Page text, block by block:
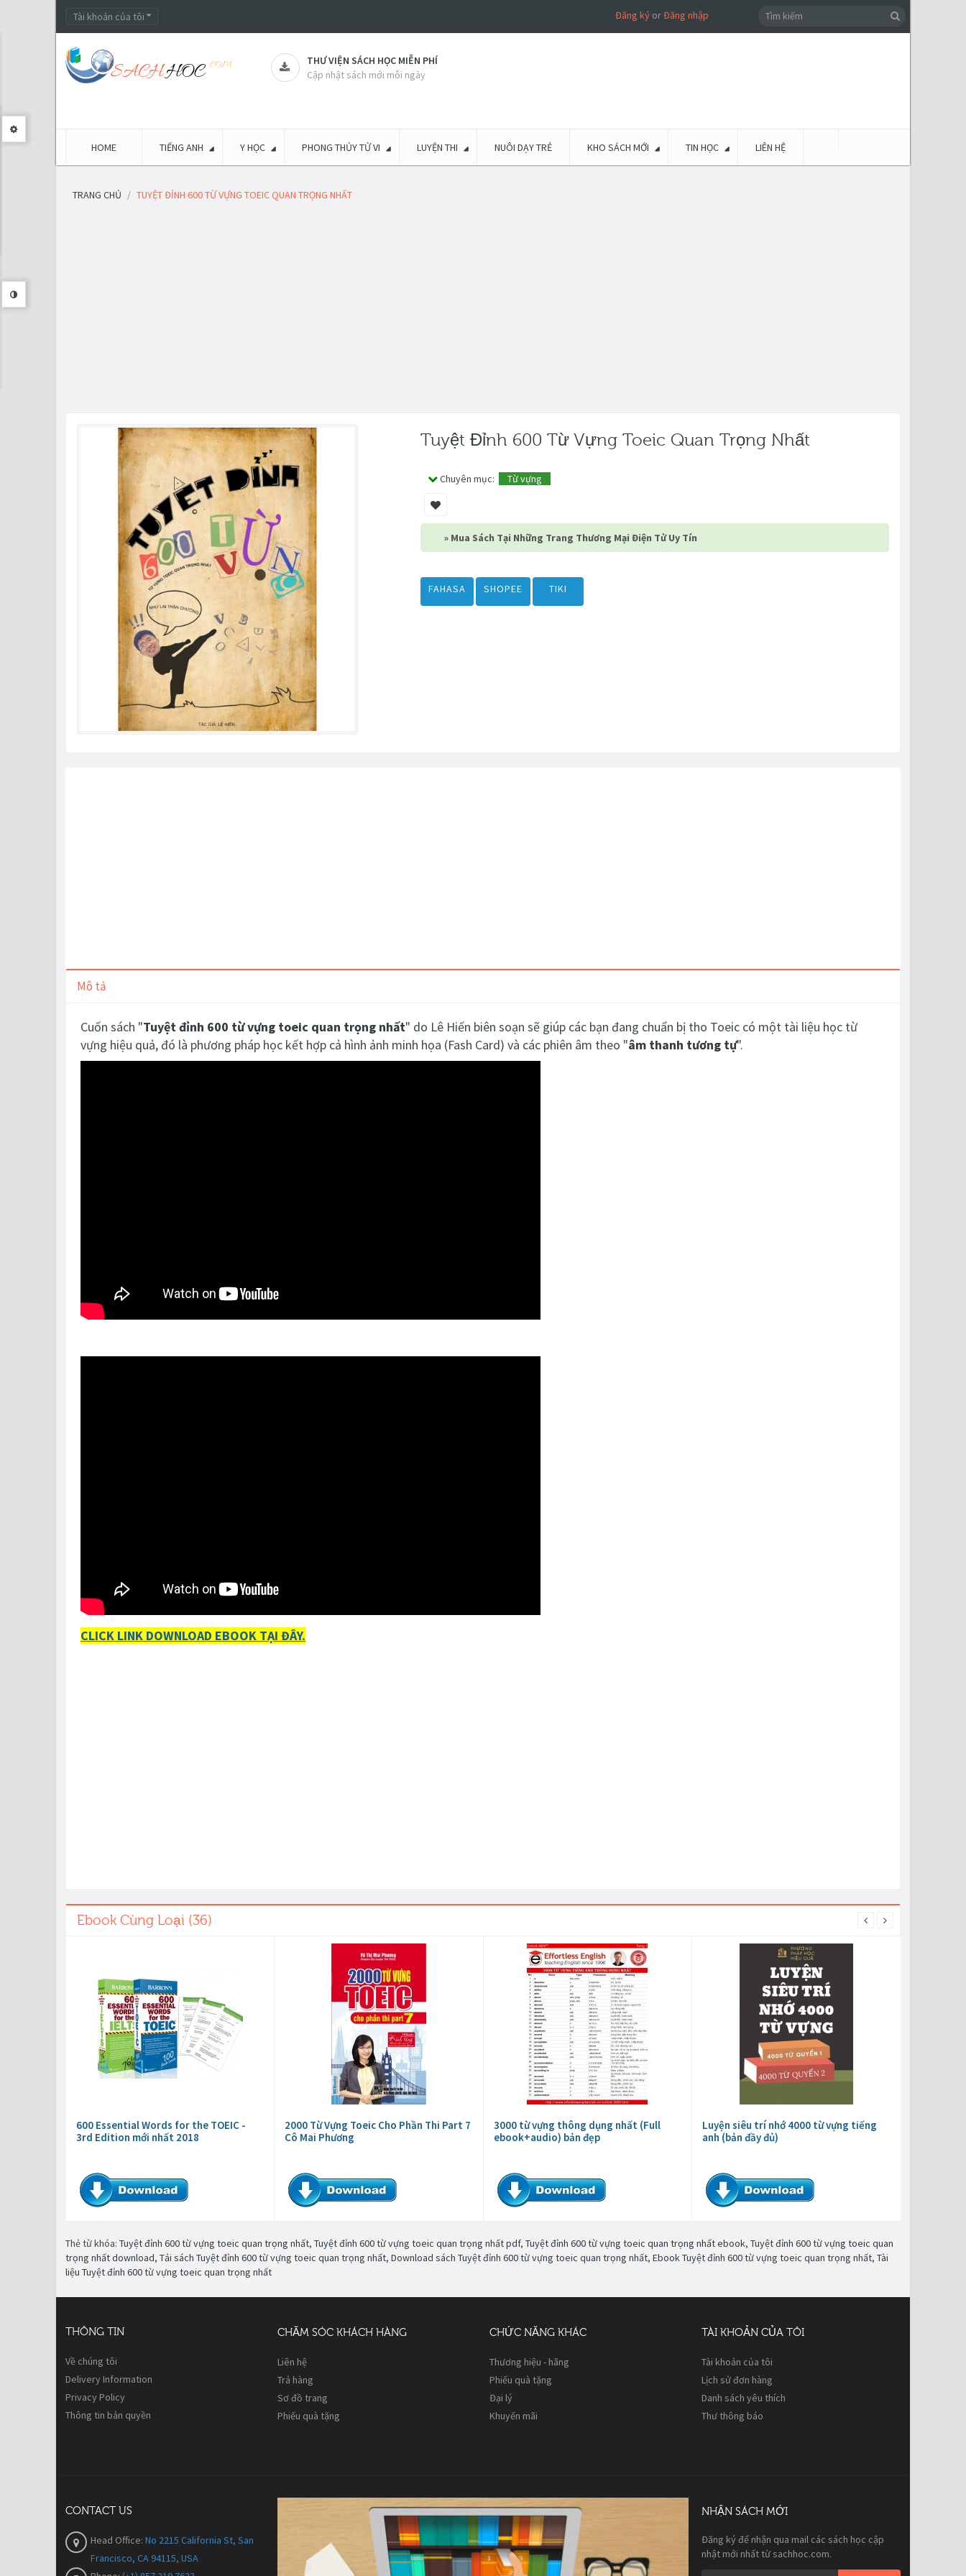
Tài khoản của tôi Đăng kýorĐăng nhập
THƯ VIỆN SÁCH HỌC MIỄN PHÍ
Cập nhật sách mới mỗi ngày
HOME TIẾNG ANH Y HỌC PHONG THỦY TỬ VI LUYỆN THI NUÔI DẠY TRẺ KHO SÁCH MỚI TIN HỌC LIÊN HỆ
TRANG CHỦ TUYỆT ĐỈNH 600 TỪ VỰNG TOEIC QUAN TRỌNG NHẤT
Tuyệt Đỉnh 600 Từ Vựng Toeic Quan Trọng Nhất
Chuyên mục: Từ vựng
» Mua Sách Tại Những Trang Thương Mại Điện Tử Uy Tín
FAHASA SHOPEE TIKI
Mô tả
Cuốn sách "Tuyệt đỉnh 600 từ vựng toeic quan trọng nhất" do Lê Hiến biên soạn sẽ giúp các bạn đang chuẩn bị tho Toeic có một tài liệu học từ
vựng hiệu quả, đó là phương pháp học kết hợp cả hình ảnh minh họa (Fash Card) và các phiên âm theo "âm thanh tương tự".
CLICK LINK DOWNLOAD EBOOK TẠI ĐÂY.
Ebook Cùng Loại (36)
600 Essential Words for the TOEIC -
3rd Edition mới nhất 2018
2000 Từ Vựng Toeic Cho Phần Thi Part 7
Cô Mai Phương
3000 từ vựng thông dụng nhất (Full
ebook+audio) bản đẹp
Luyện siêu trí nhớ 4000 từ vựng tiếng
anh (bản đầy đủ)
Thẻ từ khóa: Tuyệt đỉnh 600 từ vựng toeic quan trọng nhất, Tuyệt đỉnh 600 từ vựng toeic quan trọng nhất pdf, Tuyệt đỉnh 600 từ vựng toeic quan trọng nhất ebook, Tuyệt đỉnh 600 từ vựng toeic quan
trọng nhất download, Tải sách Tuyệt đỉnh 600 từ vựng toeic quan trọng nhất, Download sách Tuyệt đỉnh 600 từ vựng toeic quan trọng nhất, Ebook Tuyệt đỉnh 600 từ vựng toeic quan trọng nhất, Tài
liệu Tuyệt đỉnh 600 từ vựng toeic quan trọng nhất
THÔNG TIN
Về chúng tôi
Delivery Information
Privacy Policy
Thông tin bản quyền
CHĂM SÓC KHÁCH HÀNG
Liên hệ
Trả hàng
Sơ đồ trang
Phiếu quà tặng
CHỨC NĂNG KHÁC
Thương hiệu - hãng
Phiếu quà tặng
Đại lý
Khuyến mãi
TÀI KHOẢN CỦA TÔI
Tài khoản của tôi
Lịch sử đơn hàng
Danh sách yêu thích
Thư thông báo
CONTACT US
Head Office: No 2215 California St, San
Francisco, CA 94115, USA
NHẬN SÁCH MỚI
Đăng ký để nhận qua mail các sách học cập
nhật mới nhất từ sachhoc.com.